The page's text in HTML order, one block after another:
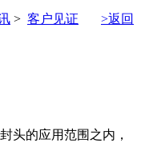
> 客户见证 >返回
的应用范围之内，